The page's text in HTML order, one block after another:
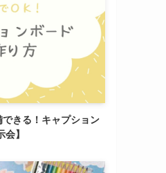
きる！キャプション
】